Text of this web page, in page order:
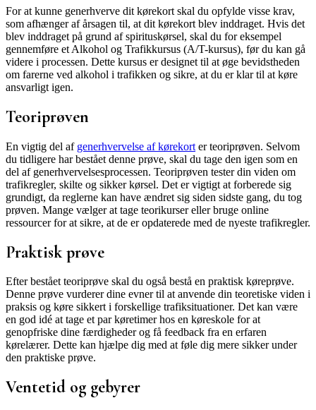
For at kunne generhverve dit kørekort skal du opfylde visse krav,
som afhænger af årsagen til, at dit kørekort blev inddraget. Hvis det
blev inddraget på grund af spirituskørsel, skal du for eksempel
gennemføre et Alkohol og Trafikkursus (A/T-kursus), før du kan gå
videre i processen. Dette kursus er designet til at øge bevidstheden
om farerne ved alkohol i trafikken og sikre, at du er klar til at køre
ansvarligt igen.
Teoriprøven
En vigtig del af generhvervelse af kørekort er teoriprøven. Selvom
du tidligere har bestået denne prøve, skal du tage den igen som en
del af generhvervelsesprocessen. Teoriprøven tester din viden om
trafikregler, skilte og sikker kørsel. Det er vigtigt at forberede sig
grundigt, da reglerne kan have ændret sig siden sidste gang, du tog
prøven. Mange vælger at tage teorikurser eller bruge online
ressourcer for at sikre, at de er opdaterede med de nyeste trafikregler.
Praktisk prøve
Efter bestået teoriprøve skal du også bestå en praktisk køreprøve.
Denne prøve vurderer dine evner til at anvende din teoretiske viden i
praksis og køre sikkert i forskellige trafiksituationer. Det kan være
en god idé at tage et par køretimer hos en køreskole for at
genopfriske dine færdigheder og få feedback fra en erfaren
kørelærer. Dette kan hjælpe dig med at føle dig mere sikker under
den praktiske prøve.
Ventetid og gebyrer